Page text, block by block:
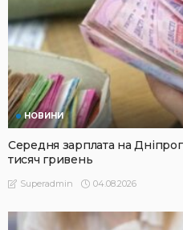
НОВИНИ
Середня зарплата на
тисяч гривень
Superadmin 04.08.2026